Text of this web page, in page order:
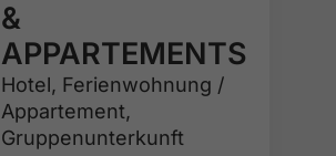
&
APPARTEMENTS
Hotel, Ferienwohnung /
Appartement,
Gruppenunterkunft